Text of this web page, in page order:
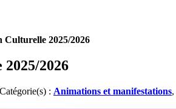
Culturelle 2025/2026
2026
Catégorie(s) : Animations et manifestations,